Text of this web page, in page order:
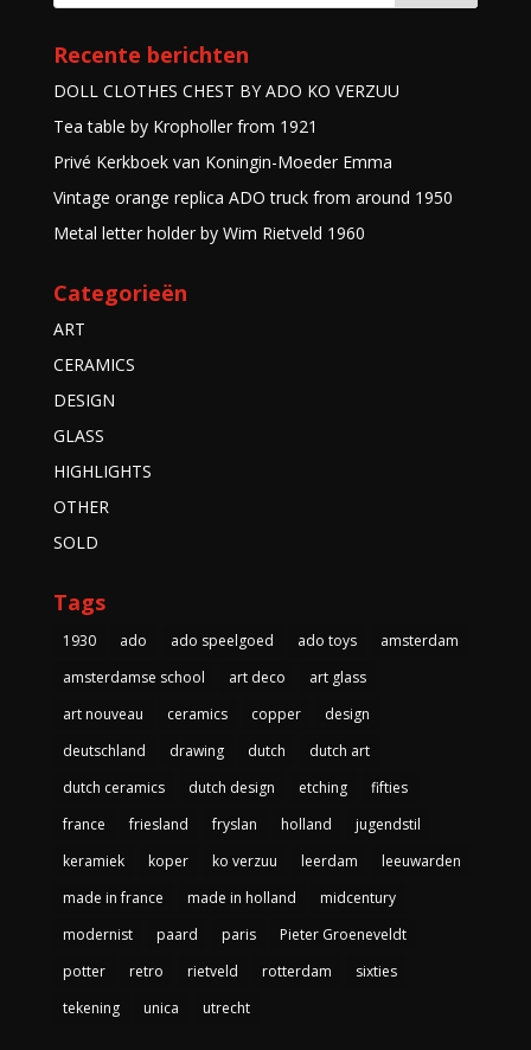
Recente berichten
DOLL CLOTHES CHEST BY ADO KO VERZUU
Tea table by Kropholler from 1921
Privé Kerkboek van Koningin-Moeder Emma
Vintage orange replica ADO truck from around 1950
Metal letter holder by Wim Rietveld 1960
Categorieën
ART
CERAMICS
DESIGN
GLASS
HIGHLIGHTS
OTHER
SOLD
Tags
1930 ado ado speelgoed ado toys
amsterdam
amsterdamse school
art deco
art glass
art nouveau
ceramics copper
design
deutschland
drawing dutch
dutch art
dutch ceramics
dutch design etching
fifties
france
friesland fryslan holland
jugendstil
keramiek
koper ko verzuu leerdam
leeuwarden
made in france
made in holland
midcentury
modernist
paard paris
Pieter Groeneveldt
potter
retro rietveld rotterdam
sixties
tekening
unica utrecht